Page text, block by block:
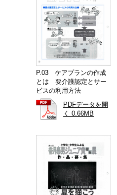
P.03 ケアプランの作成
とは 要介護認定とサー
ビスの利用方法
PDFデータを開
く 0.66MB